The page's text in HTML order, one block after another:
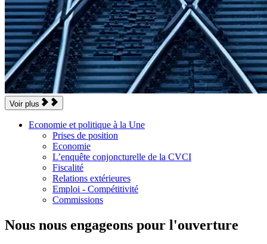
Voir plus
Economie et politique à la Une
Prises de position
Economie
L’enquête conjoncturelle de la CVCI
Fiscalité
Relations extérieures
Emploi - Compétitivité
Commissions
Nous nous engageons pour l'ouverture